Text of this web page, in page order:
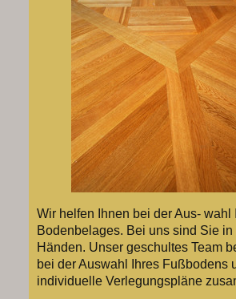
Wir helfen Ihnen bei der Aus- wahl
Bodenbelages. Bei uns sind Sie in
Händen. Unser geschultes Team
bei der Auswahl Ihres Fußbodens
individuelle Verlegungspläne